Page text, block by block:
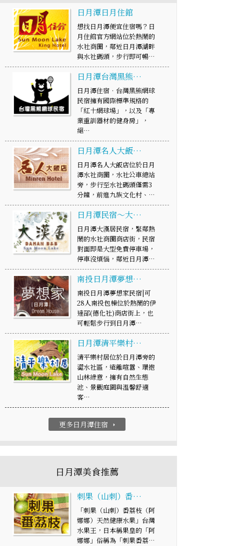
日月潭日月住館
想找日月潭便宜住宿嗎？日
月住館官方網站位於熱鬧的
水社商圈，鄰近日月潭湖畔
與水社碼頭，步行即可暢…
日月潭台灣黑熊…
日月潭住宿‧台灣黑熊網球
民宿擁有國際標準規格的
「紅土網球場」，以及「專
業重訓器材的健身房」，
絕…
日月潭名人大飯…
日月潭名人大飯店位於日月
潭水社商圈，水社公車總站
旁，步行至水社碼頭僅需3
分鐘，前進九族文化村、…
日月潭民宿～大…
日月潭大漢居民宿，緊鄰熱
鬧的水社商圈商店街，民宿
對面即是大型免費停車場，
停車沒煩惱，鄰近日月潭…
南投日月潭夢想…
南投日月潭夢想家民宿|可
28人南投包棟位於熱鬧的伊
達邵(德化社)商店街上，也
可輕鬆步行到日月潭…
日月潭清平樂村…
清平樂村居位於日月潭旁的
澀水社區，遠離喧囂、環抱
山林綠意，擁有自然生態
池、景觀庭園與溫馨舒適
客…
更多日月潭住宿 arrow_right
日月潭美食推薦
刺果（山刺）番…
「刺果（山刺）番荔枝（阿
娜娜）天然健康水果」台灣
水果王，日本稱果皇的「阿
娜娜」俗稱為「刺果番荔…